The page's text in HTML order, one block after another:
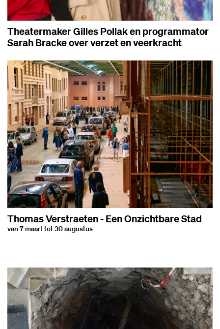
Theatermaker Gilles Pollak en programmator
Sarah Bracke over verzet en veerkracht
Thomas Verstraeten - Een Onzichtbare Stad
van 7 maart tot 30 augustus